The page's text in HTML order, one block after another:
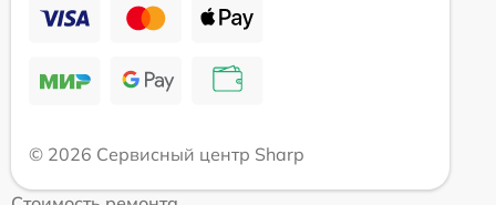
© 2026 Сервисный центр Sharp